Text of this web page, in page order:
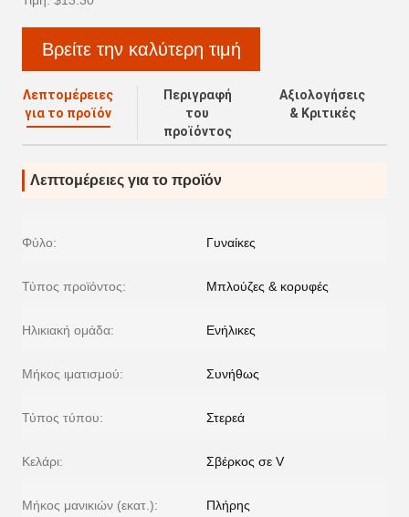
Βρείτε την καλύτερη τιμή
Λεπτομέρειες
για το προϊόν
Περιγραφή
του
προϊόντος
Αξιολογήσεις
& Κριτικές
Λεπτομέρειες για το προϊόν
Φύλο: Γυναίκες
Τύπος προϊόντος: Μπλούζες & κορυφές
Ηλικιακή ομάδα: Ενήλικες
Μήκος ιματισμού: Συνήθως
Τύπος τύπου: Στερεά
Κελάρι: Σβέρκος σε V
Μήκος μανικιών (εκατ.): Πλήρης